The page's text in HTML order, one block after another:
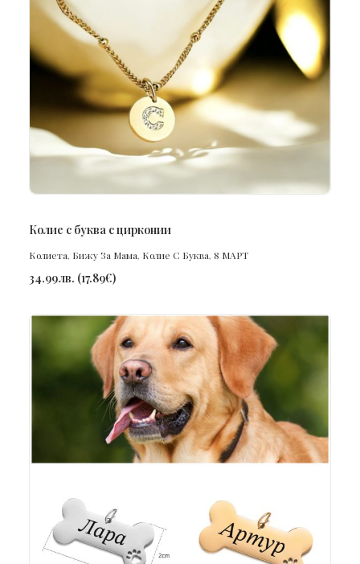
ПОРЪЧАЙ
Колие с буква с цирконии
Колиета, Бижу За Мама, Колие С Буква, 8 МАРТ
34.99лв. (17.89€)